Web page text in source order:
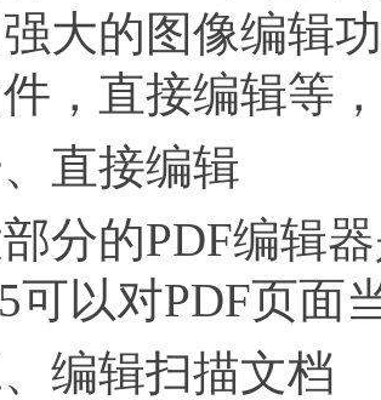
大的图像编辑
，直接编辑等
接编辑
的PDF编辑器
可以对PDF页
辑扫描文档